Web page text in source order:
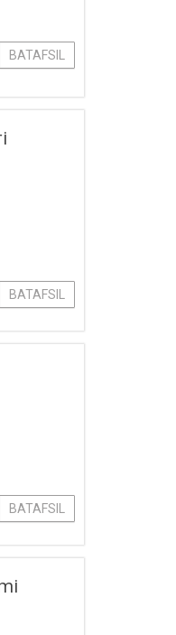
BATAFSIL
BATAFSIL
BATAFSIL